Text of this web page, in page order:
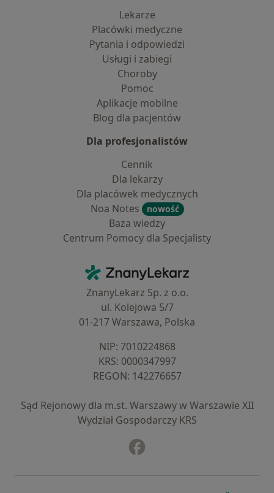
Lekarze
Placówki medyczne
Pytania i odpowiedzi
Usługi i zabiegi
Choroby
Pomoc
Aplikacje mobilne
Blog dla pacjentów
Dla profesjonalistów
Cennik
Dla lekarzy
Dla placówek medycznych
Noa Notes
nowość
Baza wiedzy
Centrum Pomocy dla Specjalisty
ZnanyLekarz - Strona główna
ZnanyLekarz Sp. z o.o.
ul. Kolejowa 5/7
01-217 Warszawa, Polska
NIP: ⁠7010224868
KRS: ⁠0000347997
REGON: ⁠142276657
Sąd Rejonowy dla m.st. Warszawy w Warszawie XII
Wydział Gospodarczy KRS